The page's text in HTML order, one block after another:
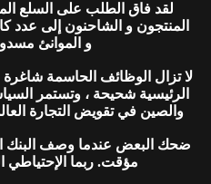
لقد فاق الطلب على السلع
المنتجون و الشاحنون إلى عدد
و الموانئ
لا تزال الوظائف الحاسمة شاغرة
الرئيسية شحيحة ، وتستمر
والصين في تقويض التجارة العالمية .
ضحك البعض عندما وصف البنك
مؤقت. ربما الإحتياطي